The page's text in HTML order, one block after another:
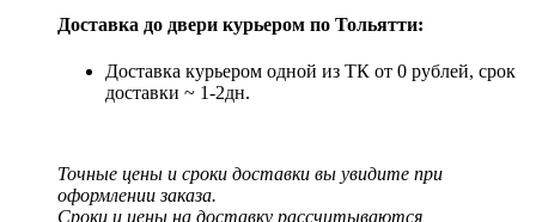
Доставка до двери курьером по Тольятти:
Доставка курьером одной из ТК от 0 рублей, срок
доставки ~ 1-2дн.
Точные цены и сроки доставки вы увидите при
оформлении заказа.
Сроки и цены на доставку рассчитываются